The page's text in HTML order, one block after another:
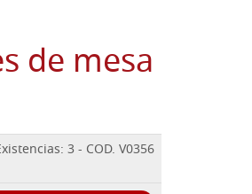
de mesa
3 - COD. V0356